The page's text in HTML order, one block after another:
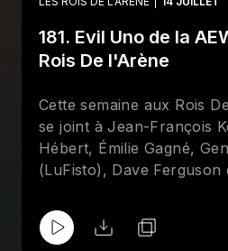
gaspésienne, une
l'importance de savoir
l'aveugle des meilleurs
temps. Abonnez-vous
Spotify et suivez la page
De l'Arène!
181. Evil Uno de la
Rois De l'Arène
Cette semaine aux Rois
se joint à Jean-François
Hébert, Émilie Gagné,
(LuFisto), Dave Ferguson
Mystery Wrestling et de la
qui se tiendront à la fin